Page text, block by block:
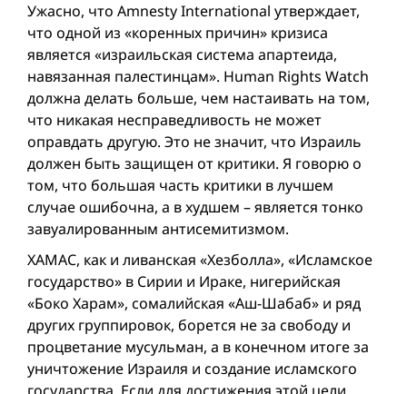
Ужасно, что Amnesty International утверждает,
что одной из «коренных причин» кризиса
является «израильская система апартеида,
навязанная палестинцам». Human Rights Watch
должна делать больше, чем настаивать на том,
что никакая несправедливость не может
оправдать другую. Это не значит, что Израиль
должен быть защищен от критики. Я говорю о
том, что большая часть критики в лучшем
случае ошибочна, а в худшем – является тонко
завуалированным антисемитизмом.
ХАМАС, как и ливанская «Хезболла», «Исламское
государство» в Сирии и Ираке, нигерийская
«Боко Харам», сомалийская «Аш-Шабаб» и ряд
других группировок, борется не за свободу и
процветание мусульман, а в конечном итоге за
уничтожение Израиля и создание исламского